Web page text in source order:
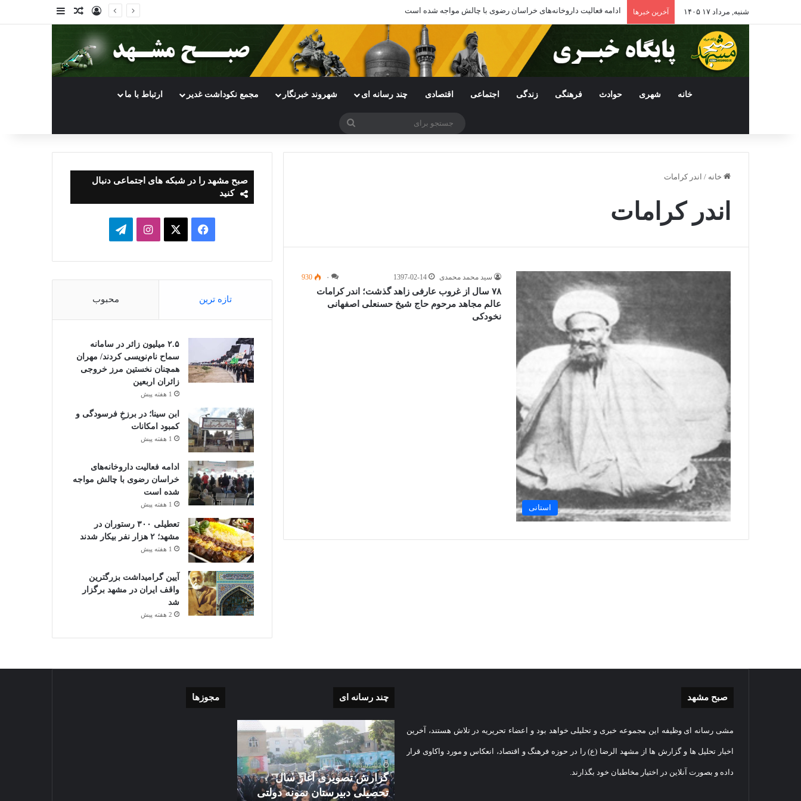
شنبه, مرداد ۱۷ ۱۴۰۵ آخرین خبرها تعطیلی ۳۰۰ رستوران در مشهد؛ ۲ هزار نفر بیکار شدند ورودنوشته تصادفی
سایدبار
خانه شهری حوادث فرهنگی زندگی اجتماعی اقتصادی چند رسانه ای شهروند خبرنگار مجمع نکوداشت غدیر ارتباط با ما
جستجو
خانه / اندر کرامات
اندر کرامات
استانی
سید محمد محمدی 1397-02-14 ۰ 930
۷۸ سال از غروب عارفی زاهد گذشت؛ اندر کرامات
عالم مجاهد مرحوم حاج شیخ حسنعلی اصفهانی
نخودکی
صبح مشهد را در شبکه های اجتماعی دنبال
کنید
فیسبوک ایکساینستاگرامتلگرام
تازه ترین محبوب
۲.۵ میلیون زائر در سامانه
سماح نام‌نویسی کردند/ مهران
همچنان نخستین مرز خروجی
زائران اربعین
1 هفته پیش
ابن سینا؛ در برزخِ فرسودگی و
کمبود امکانات
1 هفته پیش
ادامه فعالیت داروخانه‌های
خراسان رضوی با چالش مواجه
شده است
1 هفته پیش
تعطیلی ۳۰۰ رستوران در
مشهد؛ ۲ هزار نفر بیکار شدند
1 هفته پیش
آیین گرامیداشت بزرگترین
واقف ایران در مشهد برگزار
شد
2 هفته پیش
صبح مشهد
مشی رسانه ای وظیفه این مجموعه خبری و تحلیلی خواهد بود و اعضاء تحریریه در تلاش هستند، آخرین
اخبار تحلیل ها و گزارش ها از مشهد الرضا (ع) را در حوزه فرهنگ و اقتصاد، انعکاس و مورد واکاوی قرار
داده و بصورت آنلاین در اختیار مخاطبان خود بگذارند.
چند رسانه ای
غبارروبی
نورانی
رضا(علیه
تصویری
تشییع
گزارش
تصویری
آغاز
سال
تحصیلی
دبیرستان
1403-07-02
گزارش تصویری آغاز سال
تحصیلی دبیرستان نمونه دولتی
مجوزها